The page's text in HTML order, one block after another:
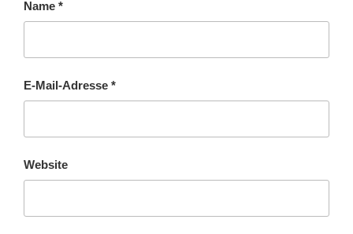
Name *
E-Mail-Adresse *
Website